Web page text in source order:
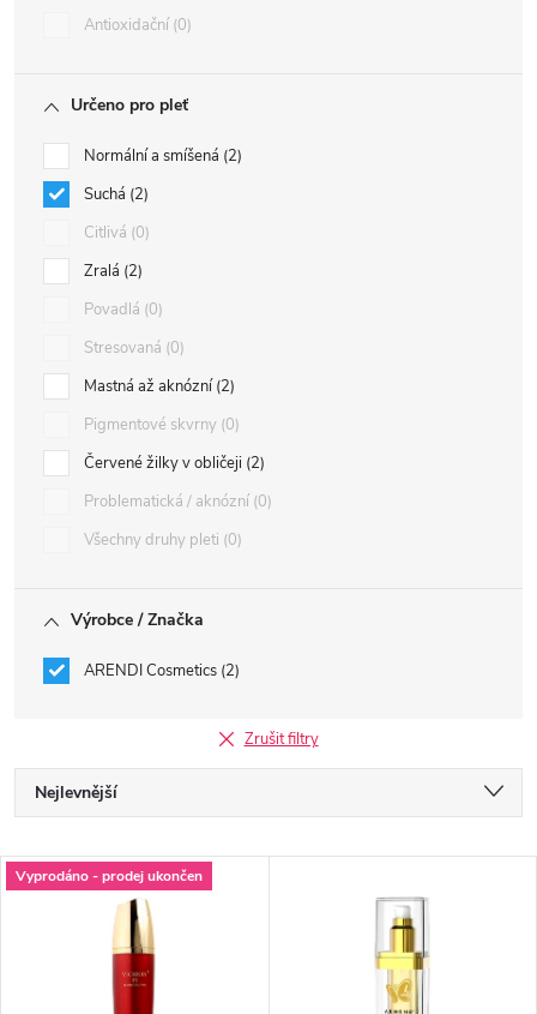
Antioxidační 0
Určeno pro pleť
Normální a smíšená 2
Suchá 2
Citlivá 0
Zralá 2
Povadlá 0
Stresovaná 0
Mastná až aknózní 2
Pigmentové skvrny 0
Červené žilky v obličeji 2
Problematická / aknózní 0
Všechny druhy pleti 0
Výrobce / Značka
ARENDI Cosmetics 2
Zrušit filtry
Ř
a
Nejlevnější
Nejprodávanější
V
Vyprodáno - prodej ukončen